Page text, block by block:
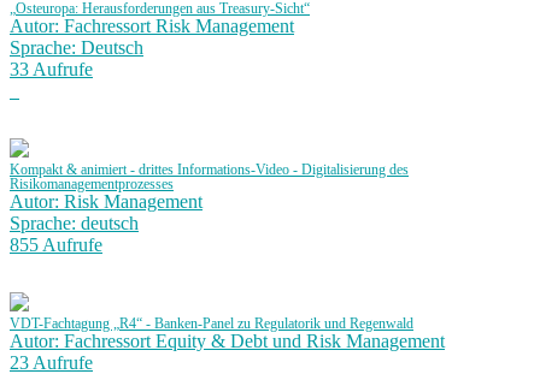
„Osteuropa: Herausforderungen aus Treasury-Sicht“
Autor: Fachressort Risk Management
Sprache: Deutsch
33 Aufrufe
Kompakt & animiert - drittes Informations-Video - Digitalisierung des
Risikomanagementprozesses
Autor: Risk Management
Sprache: deutsch
855 Aufrufe
VDT-Fachtagung „R4“ - Banken-Panel zu Regulatorik und Regenwald
Autor: Fachressort Equity & Debt und Risk Management
23 Aufrufe